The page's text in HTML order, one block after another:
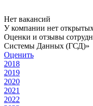
Нет вакансий
У компании нет
Оценки и отзывы
Системы Данных (ГСД)»
Оценить
2018
2019
2020
2021
2022